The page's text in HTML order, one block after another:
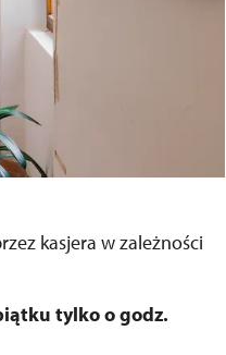
kasjera w zależności
tylko o godz.